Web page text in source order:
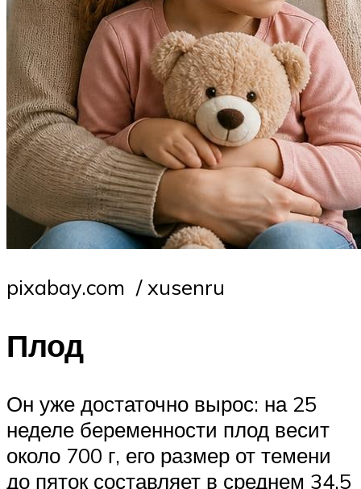
pixabay.com / xusenru
Плод
Он уже достаточно вырос: на 25
неделе беременности плод весит
около 700 г, его размер от темени
до пяток составляет в среднем 34,5